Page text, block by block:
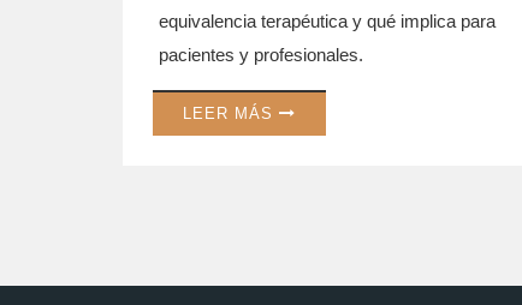
equivalencia terapéutica y qué implica para
pacientes y profesionales.
LEER MÁS